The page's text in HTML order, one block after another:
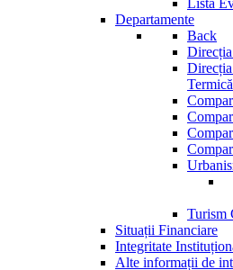
Lista
Departamente
Back
Termică
Turism
Situații Financiare
Integritate
Alte informații de